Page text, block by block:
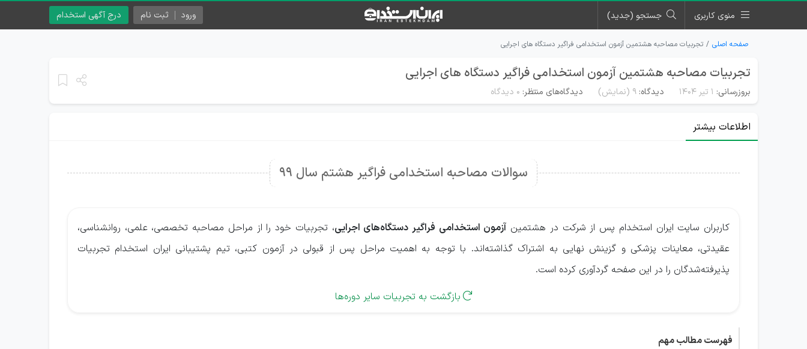
منوی کاربری جستجو (جدید) درج آگهی استخدام ورود ثبت نام
صفحه اصلی تجربیات مصاحبه هشتمین آزمون استخدامی فراگیر دستگاه های اجرایی
تجربیات مصاحبه هشتمین آزمون استخدامی فراگیر دستگاه های اجرایی
بروزرسانی: ۱ تیر ۱۴۰۴ دیدگاه: 9 (نمایش) دیدگاه‌های منتظر: ۰ دیدگاه
اطلاعات بیشتر
سوالات مصاحبه استخدامی فراگیر هشتم سال 99
کاربران سایت ایران استخدام پس از شرکت در هشتمین آزمون استخدامی فراگیر دستگاه‌های اجرایی، تجربیات خود را از مراحل مصاحبه تخصصی، علمی، روانشناسی،
عقیدتی، معاینات پزشکی و گزینش نهایی به اشتراک گذاشته‌اند. با توجه به اهمیت مراحل پس از قبولی در آزمون کتبی، تیم پشتیبانی ایران استخدام تجربیات
پذیرفته‌شدگان را در این صفحه گردآوری کرده است.
 بازگشت به تجربیات سایر دوره‌ها
فهرست مطالب مهم